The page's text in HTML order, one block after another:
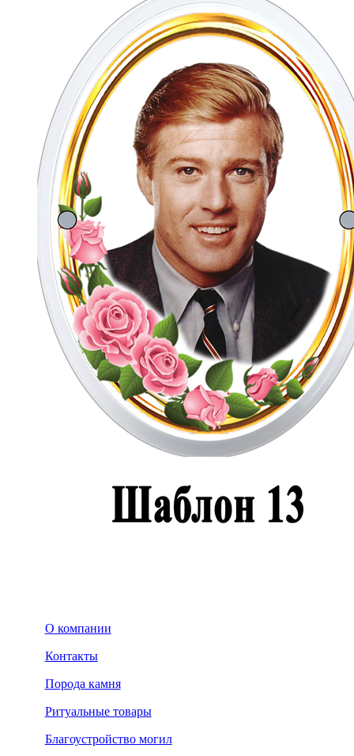
О компании
Контакты
Порода камня
Ритуальные товары
Благоустройство могил